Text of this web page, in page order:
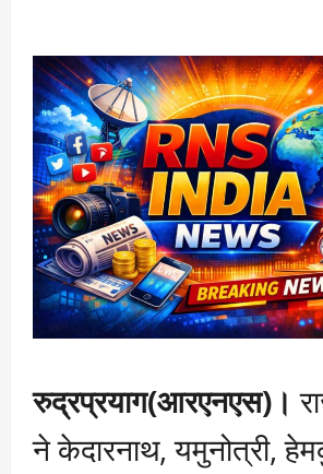
रुद्रप्रयाग(आरएनएस)।
ने केदारनाथ, यमुनोत्री,